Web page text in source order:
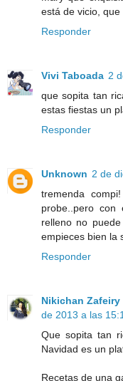
está de vicio, que
Responder
Vivi Taboada 2
que sopita tan
estas fiestas un
Responder
Unknown 2 de
tremenda
probe..pero
relleno no
empieces bien la
Responder
Nikichan
de 2013 a las
Que sopita tan
Navidad es un
Recetas de una